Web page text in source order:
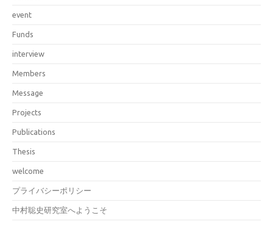
event
Funds
interview
Members
Message
Projects
Publications
Thesis
welcome
プライバシーポリシー
中村聡史研究室へようこそ